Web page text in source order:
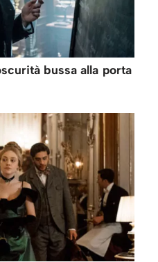
bussa alla porta